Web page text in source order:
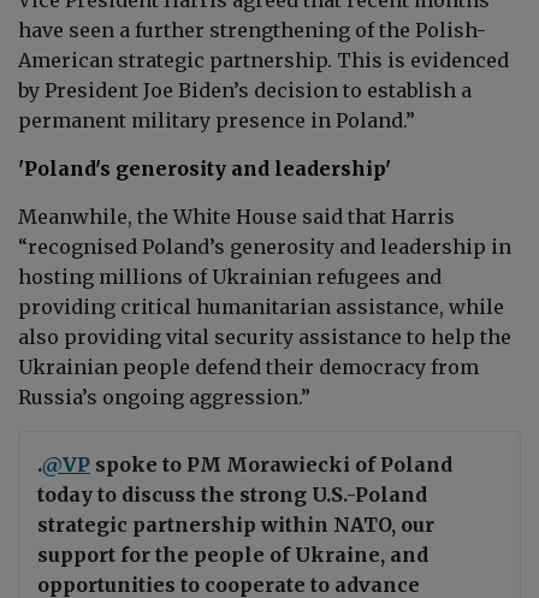
have seen a further strengthening of the Polish-
American strategic partnership. This is evidenced
by President Joe Biden’s decision to establish a
permanent military presence in Poland.”
'Poland's generosity and leadership'
Meanwhile, the White House said that Harris
“recognised Poland’s generosity and leadership in
hosting millions of Ukrainian refugees and
providing critical humanitarian assistance, while
also providing vital security assistance to help the
Ukrainian people defend their democracy from
Russia’s ongoing aggression.”
.@VP spoke to PM Morawiecki of Poland
today to discuss the strong U.S.-Poland
strategic partnership within NATO, our
support for the people of Ukraine, and
opportunities to cooperate to advance